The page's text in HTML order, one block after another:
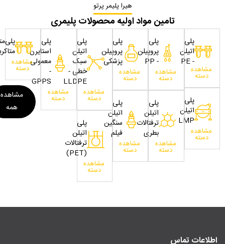
هیرا پلیمر پرتو
تامین مواد اولیه محصولات پلیمری
پلی
اتیلن
- PE
مشاهده
دسته
پلی
اتیلن
LMP
مشاهده
دسته
پلی
پروپیلن
- PP
مشاهده
دسته
پلی
اتیلن
ترفتالات
بطری
مشاهده
دسته
پلی
پروپیلن
پزشکی
مشاهده
دسته
پلی
اتیلن
سنگین
فیلم
مشاهده
دسته
پلی
اتیلن
سبک
خطی -
LLDPE
مشاهده
دسته
پلی
اتیلن
ترفتالات
(PET)
مشاهده
دسته
پلی
استایرن
معمولی
-
GPPS
مشاهده
دسته
مشاهده
دسته
مشاهده
همه
اطلاعات تماس